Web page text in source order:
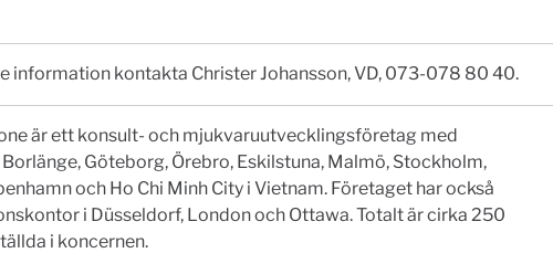
information kontakta Christer Johansson, VD, 073-078 80 40.
är ett konsult- och mjukvaruutvecklingsföretag med
Göteborg, Örebro, Eskilstuna, Malmö, Stockholm,
och Ho Chi Minh City i Vietnam. Företaget har också
i Düsseldorf, London och Ottawa. Totalt är cirka 250
i koncernen.